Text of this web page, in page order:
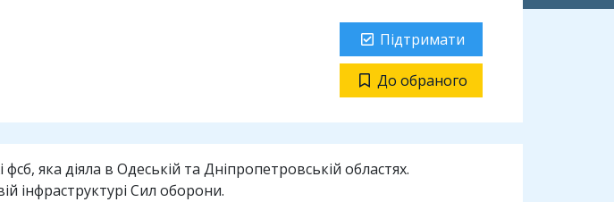
Підтримати
До обраного
яка діяла в Одеській та Дніпропетровській областях.
інфраструктурі Сил оборони.